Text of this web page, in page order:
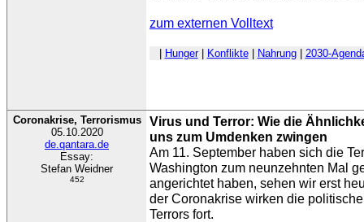
zum externen Volltext
Hunger| Konflikte| Nahrung| 2030-
Coronakrise, Terrorismus
05.10.2020
de.qantara.de
Essay:
Stefan Weidner
452
Virus und Terror: Wie die
uns zum Umdenken zwingen
Am 11. September haben sich die
Washington zum neunzehnten Mal
angerichtet haben, sehen wir erst
der Coronakrise wirken die
Terrors fort.